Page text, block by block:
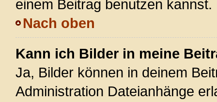
einem Beitrag benutzen kannst.
Nach oben
Kann ich Bilder in meine
Ja, Bilder können in deinem
Administration Dateianhänge